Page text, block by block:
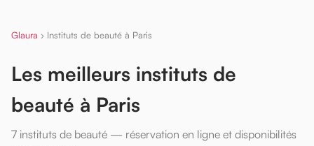
Glaura › Instituts de beauté à Paris
Les meilleurs instituts de
beauté à Paris
7 instituts de beauté — réservation en ligne et disponibilités